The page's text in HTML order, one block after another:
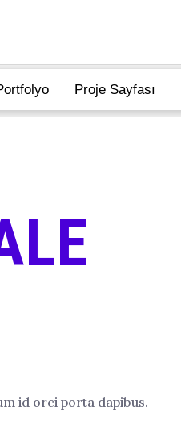
Proje Sayfası
id orci porta dapibus.